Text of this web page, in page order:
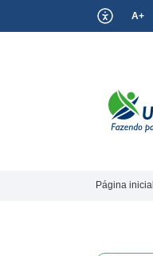
A+
Página inicial